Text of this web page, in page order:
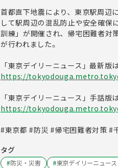
首都直下地震により、東京駅周辺
して駅周辺の混乱防止や安全確保
訓練」が開催され、帰宅困難者対
が行われました。
「東京デイリーニュース」最新版
https://
「東京デイリーニュース」手話版
https://
#東京都 #防災 #帰宅困難者対策 #
タグ
#防災・災害 #東京デイリーニュース